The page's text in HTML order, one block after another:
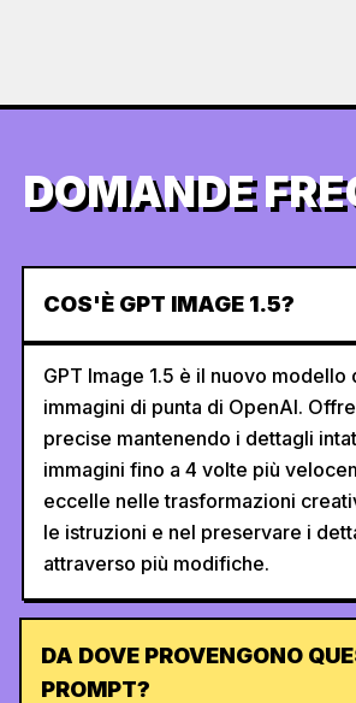
DOMANDE
COS'È GPT IMAGE 1.5?
GPT Image 1.5 è il nuovo
immagini di punta di OpenAI.
precise mantenendo i dettagli
immagini fino a 4 volte più
eccelle nelle trasformazioni
le istruzioni e nel preservare i
attraverso più modifiche.
DA DOVE PROVENGONO
PROMPT?